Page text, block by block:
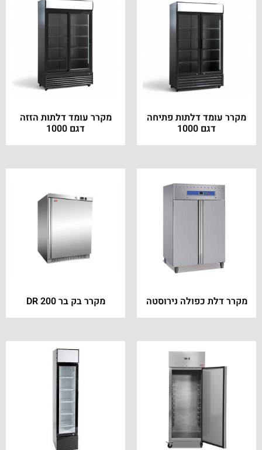
מקרר עומד דלתות פתיחה
דגם 1000
מקרר עומד דלתות הזזה
דגם 1000
מקרר דלת כפולה נירוסטה מקרר בק בר DR 200